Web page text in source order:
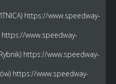
https://www.speedway-
https://www.speedway-
https://www.speedway-
https://www.speedway-